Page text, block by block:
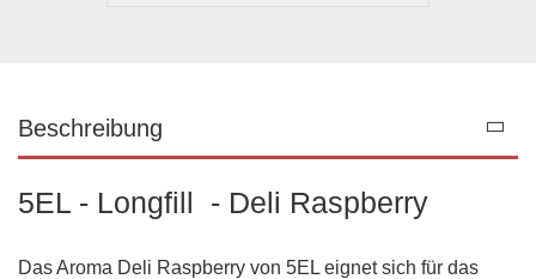
Beschreibung
5EL - Longfill - Deli Raspberry
Das Aroma Deli Raspberry von 5EL eignet sich für das